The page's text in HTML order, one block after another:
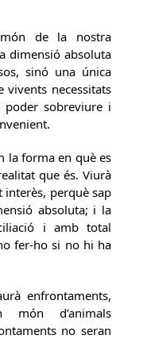
de la nostra
dimensió absoluta
sinó una única
vivents necessitats
sobreviure i
la forma en què es
que és. Viurà
perquè sap
absoluta; i la
i amb total
fer-ho si no hi ha
enfrontaments,
món d’animals
no seran